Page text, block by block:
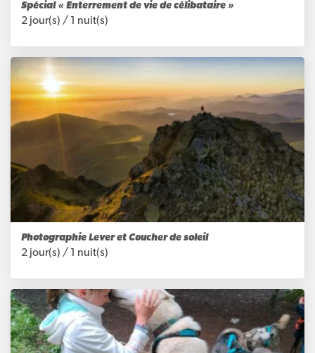
Spécial « Enterrement de vie de célibataire »
2 jour(s) / 1 nuit(s)
Photographie Lever et Coucher de soleil
2 jour(s) / 1 nuit(s)